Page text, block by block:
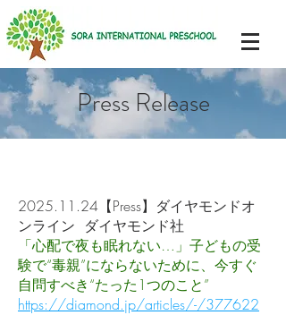
Press Release
2025.11.24 【Press】ダイヤモンドオ
ンライン ダイヤモンド社
「心配で夜も眠れない…」子どもの受
験で“毒親”にならないために、今すぐ
自問すべき“たった1つのこと”
https://diamond.jp/articles/-/377622